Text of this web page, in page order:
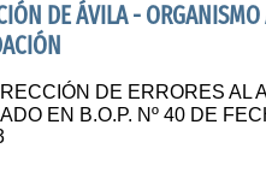
DE ÁVILA -
DE ERRORES AL
EN B.O.P. Nº 40 DE